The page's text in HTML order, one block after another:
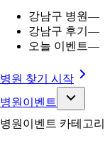
강남구 병원—
강남구 후기 —
오늘 이벤트—
병원 찾기 시작
병원이벤트
병원이벤트 카테고리